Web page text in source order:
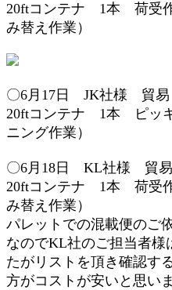
20ftコンテナ 1本 荷受
み替え 作業 ）
〇6月17 日 JK社様 貿易
20ftコンテナ 1本 ピッ
ニング作業 ）
〇6月18 日 KL社様 貿易
20ftコンテナ 1本 荷受
み替え 作業 ）
パレットでの混載便のご
なのでKL社のご担当者様
たがリストを頂き確認す
方がコストが安いと思い